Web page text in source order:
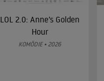
LOL 2.0: Anne’s Golden
Hour
KOMÖDIE • 2026